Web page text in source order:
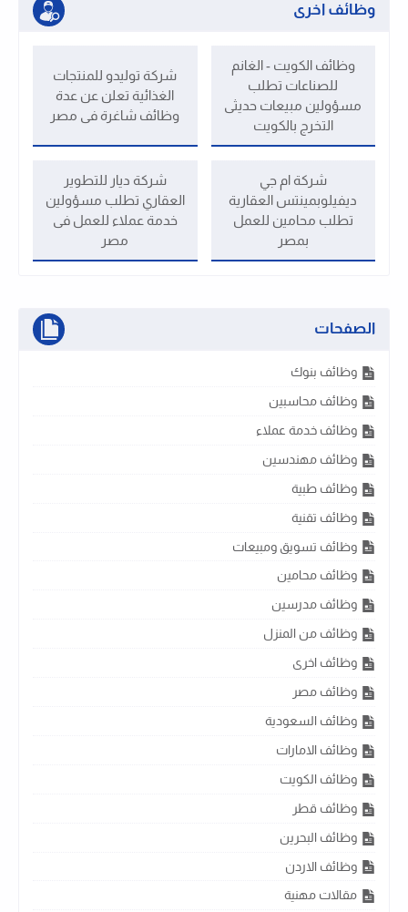
وظائف اخرى
وظائف الكويت - الغانم
للصناعات تطلب
مسؤولين مبيعات حديثى
التخرج بالكويت
شركة توليدو للمنتجات
الغذائية تعلن عن عدة
وظائف شاغرة فى مصر
شركة ام جي
ديفيلوبمينتس العقارية
تطلب محامين للعمل
بمصر
شركة ديار للتطوير
العقاري تطلب مسؤولين
خدمة عملاء للعمل فى
مصر
الصفحات
وظائف بنوك
وظائف محاسبين
وظائف خدمة عملاء
وظائف مهندسين
وظائف طبية
وظائف تقنية
وظائف تسويق ومبيعات
وظائف محامين
وظائف مدرسين
وظائف من المنزل
وظائف اخرى
وظائف مصر
وظائف السعودية
وظائف الامارات
وظائف الكويت
وظائف قطر
وظائف البحرين
وظائف الاردن
مقالات مهنية